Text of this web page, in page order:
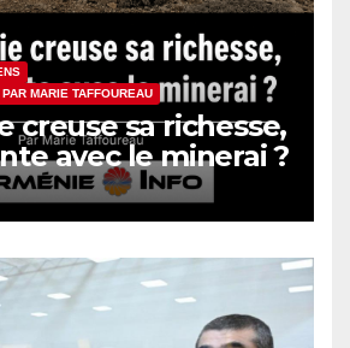
MARIE TAFFOUREAU
creuse sa richesse,
avec le minerai ?